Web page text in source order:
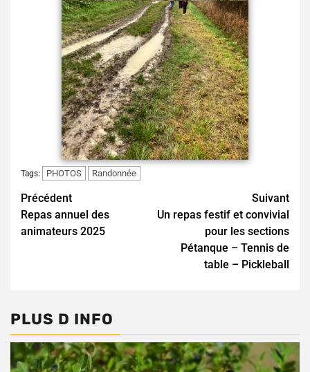
Tags: PHOTOS Randonnée
Continue
Reading
Précédent
Repas annuel des
animateurs 2025
Suivant
Un repas festif et convivial
pour les sections
Pétanque – Tennis de
table – Pickleball
PLUS D INFO